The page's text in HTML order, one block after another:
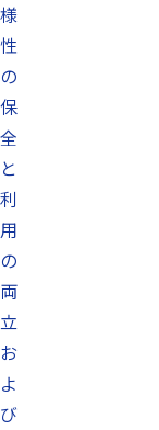
様
性
の
保
全
と
利
用
の
両
立
お
よ
び